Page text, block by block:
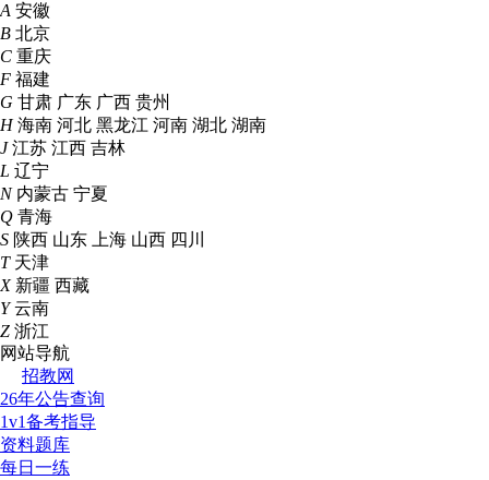
A 安徽
B 北京
C 重庆
F 福建
G 甘肃 广东 广西 贵州
H 海南 河北 黑龙江 河南 湖北 湖南
J 江苏 江西 吉林
L 辽宁
N 内蒙古 宁夏
Q 青海
S 陕西 山东 上海 山西 四川
T 天津
X 新疆 西藏
Y 云南
Z 浙江
网站导航
招教网
26年公告查询
1v1备考指导
资料题库
每日一练